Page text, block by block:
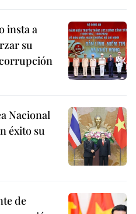
insta a
su
Nacional
éxito su
de